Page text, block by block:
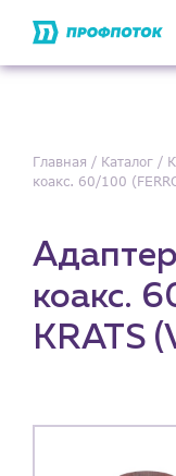
Главная Каталог
коакс. 60/100
коакс.
KRATS